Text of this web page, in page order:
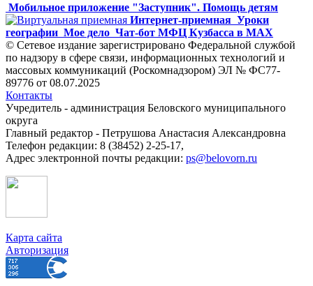
Мобильное приложение "Заступник". Помощь детям
Интернет-приемная Уроки
географии Мое дело Чат-бот МФЦ Кузбасса в MAX
© Сетевое издание зарегистрировано Федеральной службой
по надзору в сфере связи, информационных технологий и
массовых коммуникаций (Роскомнадзором) ЭЛ № ФС77-
89776 от 08.07.2025
Контакты
Учредитель - администрация Беловского муниципального
округа
Главный редактор - Петрушова Анастасия Александровна
Телефон редакции: 8 (38452) 2-25-17,
Адрес электронной почты редакции: ps@belovorn.ru
Карта сайта
Авторизация